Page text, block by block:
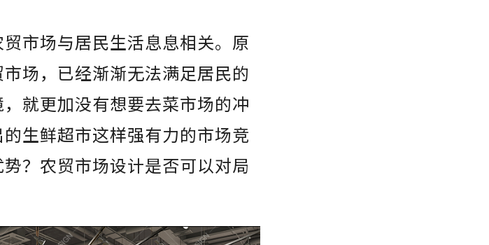
市场与居民生活息息相关。原
场，已经渐渐无法满足居民的
就更加没有想要去菜市场的冲
生鲜超市这样强有力的市场竞
？农贸市场设计是否可以对局